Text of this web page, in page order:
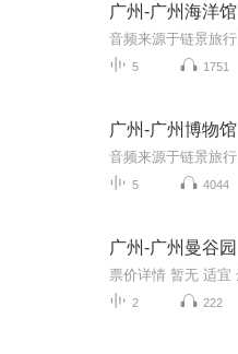
广州-广州海洋馆
5 1751
广州-广州博物馆
5 4044
广州-广州曼谷园
2 222